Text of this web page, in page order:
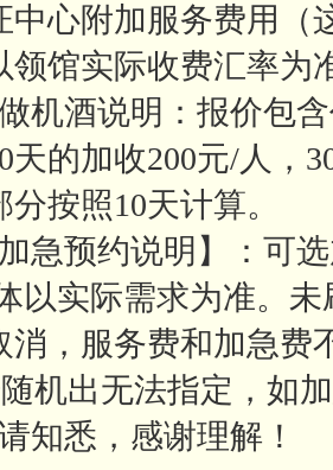
中心附加服务费用（
领馆实际收费汇率为
机酒说明：报价包
天的加收200元/人，
按照10天计算。
急预约说明】：可
以实际需求为准。
消，服务费和加急费
机出无法指定，如
知悉，感谢理解！